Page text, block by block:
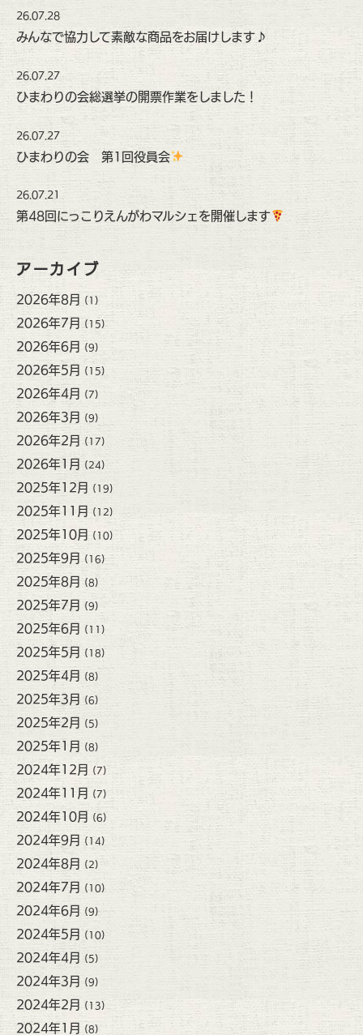
26.07.28
みんなで協力して素敵な商品をお届けします♪
26.07.27
ひまわりの会総選挙の開票作業をしました！
26.07.27
ひまわりの会 第1回役員会
26.07.21
第48回にっこりえんがわマルシェを開催します
アーカイブ
2026年8月 (1)
2026年7月 (15)
2026年6月 (9)
2026年5月 (15)
2026年4月 (7)
2026年3月 (9)
2026年2月 (17)
2026年1月 (24)
2025年12月 (19)
2025年11月 (12)
2025年10月 (10)
2025年9月 (16)
2025年8月 (8)
2025年7月 (9)
2025年6月 (11)
2025年5月 (18)
2025年4月 (8)
2025年3月 (6)
2025年2月 (5)
2025年1月 (8)
2024年12月 (7)
2024年11月 (7)
2024年10月 (6)
2024年9月 (14)
2024年8月 (2)
2024年7月 (10)
2024年6月 (9)
2024年5月 (10)
2024年4月 (5)
2024年3月 (9)
2024年2月 (13)
2024年1月 (8)